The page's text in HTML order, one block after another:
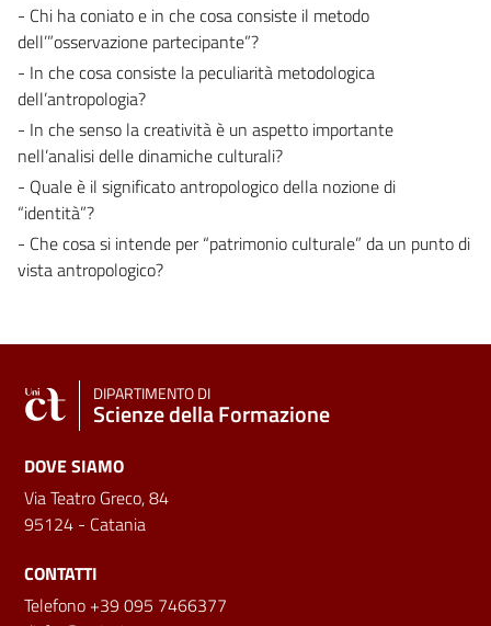
- Chi ha coniato e in che cosa consiste il metodo
dell’”osservazione partecipante”?
- In che cosa consiste la peculiarità metodologica
dell’antropologia?
- In che senso la creatività è un aspetto importante
nell’analisi delle dinamiche culturali?
- Quale è il significato antropologico della nozione di
“identità”?
- Che cosa si intende per “patrimonio culturale” da un punto di
vista antropologico?
DIPARTIMENTO DI
Scienze della Formazione
DOVE SIAMO
Via Teatro Greco, 84
95124 - Catania
CONTATTI
Telefono +39 095 7466377